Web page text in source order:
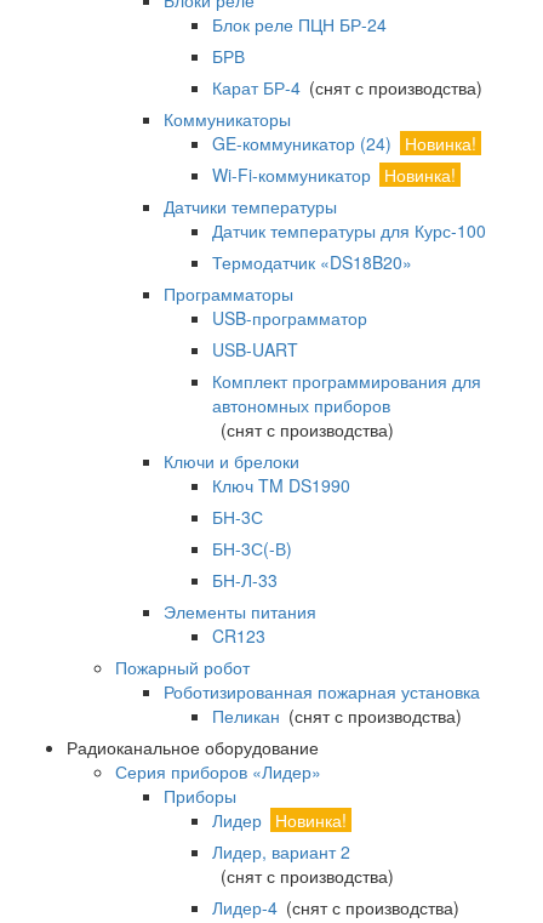
Блок реле ПЦН БР-24
БРВ
Карат БР-4 (снят с производства)
Коммуникаторы
GE-коммуникатор (24)
Новинка!
Wi-Fi-коммуникатор Новинка!
Датчики температуры
Датчик температуры для Курс-100
Термодатчик «DS18B20»
Программаторы
USB-программатор
USB-UART
Комплект программирования для
автономных приборов
(снят с производства)
Ключи и брелоки
Ключ TM DS1990
БН-3С
БН-3С(-В)
БН-Л-33
Элементы питания
CR123
Пожарный робот
Роботизированная пожарная установка
Пеликан (снят с производства)
Радиоканальное оборудование
Серия приборов «Лидер»
Приборы
Лидер Новинка!
Лидер, вариант 2
(снят с производства)
Лидер-4 (снят с производства)